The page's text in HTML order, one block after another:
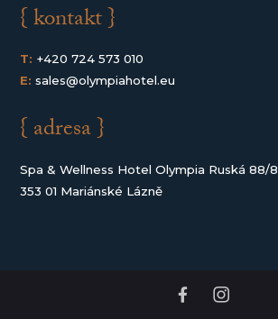
{ kontakt }
T: +420 724 573 010
E: sales@olympiahotel.eu
{ adresa }
Spa & Wellness Hotel Olympia Ruská 88/8
353 01 Mariánské Lázně